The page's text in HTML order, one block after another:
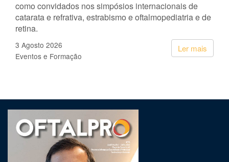
como convidados nos simpósios internacionais de
catarata e refrativa, estrabismo e oftalmopediatria e de
retina.
Ler mais
3 Agosto 2026
Eventos e Formação